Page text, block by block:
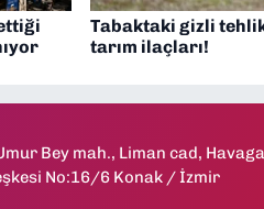
Tabaktaki gizli
tarım ilaçları!
Bey mah., Liman cad,
No:16/6 Konak / İzmir